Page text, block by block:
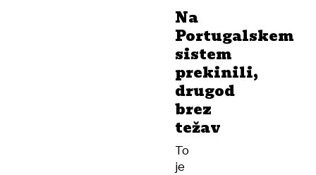
na
dopust?
Na
Portugalskem
sistem
prekinili,
drugod
brez
težav
To
je